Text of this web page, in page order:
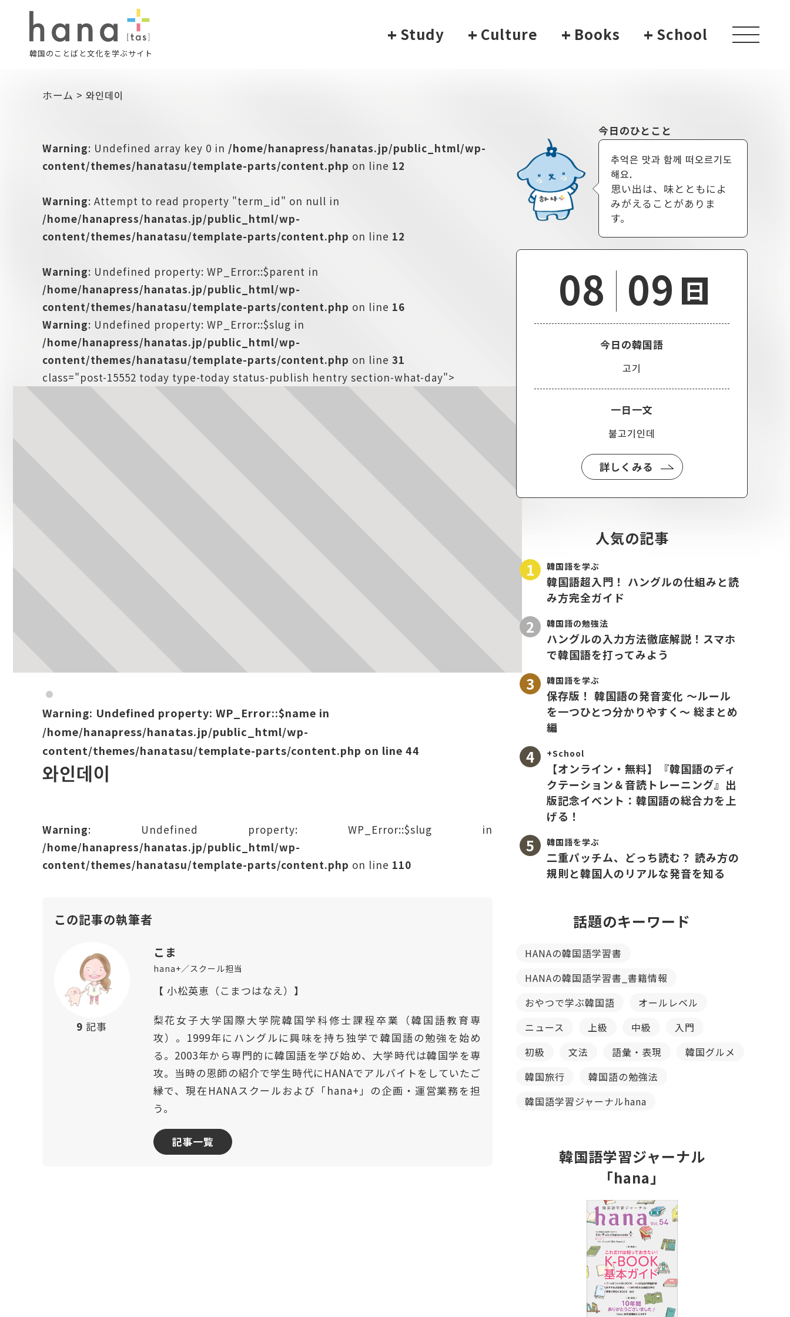
韓国のことばと文化を学ぶサイト
+ Study + Culture + Books + School
toggle
ホーム > 와인데이
Warning: Undefined array key 0 in /home/hanapress/hanatas.jp/public_html/wp-
content/themes/hanatasu/template-parts/content.php on line 12
Warning: Attempt to read property "term_id" on null in
/home/hanapress/hanatas.jp/public_html/wp-
content/themes/hanatasu/template-parts/content.php on line 12
Warning: Undefined property: WP_Error::$parent in
/home/hanapress/hanatas.jp/public_html/wp-
content/themes/hanatasu/template-parts/content.php on line 16
Warning: Undefined property: WP_Error::$slug in
/home/hanapress/hanatas.jp/public_html/wp-
content/themes/hanatasu/template-parts/content.php on line 31
class="post-15552 today type-today status-publish hentry section-what-day">
Warning: Undefined property: WP_Error::$name in
/home/hanapress/hanatas.jp/public_html/wp-
content/themes/hanatasu/template-parts/content.php on line 44
와인데이
Warning: Undefined property: WP_Error::$slug in
/home/hanapress/hanatas.jp/public_html/wp-
content/themes/hanatasu/template-parts/content.php on line 110
この記事の執筆者
9 記事
こま
hana+／スクール担当
【 小松英恵（こまつはなえ）】
梨花女子大学国際大学院韓国学科修士課程卒業（韓国語教育専
攻）。1999年にハングルに興味を持ち独学で韓国語の勉強を始め
る。2003年から専門的に韓国語を学び始め、大学時代は韓国学を専
攻。当時の恩師の紹介で学生時代にHANAでアルバイトをしていたご
縁で、現在HANAスクールおよび「hana+」の企画・運営業務を担
う。
記事一覧
今日のひとこと
추억은 맛과 함께 떠오르기도
해요.
思い出は、味とともによ
みがえることがありま
す。
08 09 日
今日の韓国語
고기
一日一文
불고기인데
詳しくみる
人気の記事
韓国語を学ぶ
韓国語超入門！ ハングルの仕組みと読
み方完全ガイド
韓国語の勉強法
ハングルの入力方法徹底解説！スマホ
で韓国語を打ってみよう
韓国語を学ぶ
保存版！ 韓国語の発音変化 〜ルール
を一つひとつ分かりやすく〜 総まとめ
編
+School
【オンライン・無料】『韓国語のディ
クテーション＆音読トレーニング』出
版記念イベント：韓国語の総合力を上
げる！
韓国語を学ぶ
二重パッチム、どっち読む？ 読み方の
規則と韓国人のリアルな発音を知る
話題のキーワード
HANAの韓国語学習書
HANAの韓国語学習書_書籍情報
おやつで学ぶ韓国語
オールレベル
ニュース
上級 中級
入門
初級
文法 語彙・表現
韓国グルメ
韓国旅行
韓国語の勉強法
韓国語学習ジャーナルhana
韓国語学習ジャーナル
「hana」